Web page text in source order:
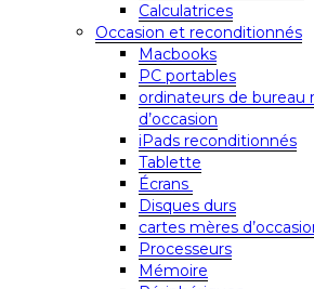
Calculatrices
Occasion et reconditionnés
Macbooks
PC portables
ordinateurs de bureau
d’occasion
iPads reconditionnés
Tablette
Écrans
Disques durs
cartes mères
Processeurs
Mémoire